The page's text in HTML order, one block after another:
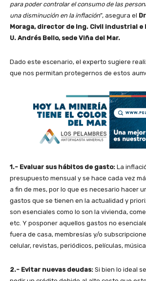
para poder controlar el consumo de las
una disminución en la inflación”, asegura el
Moraga, director de Ing. Civil industrial
U. Andrés Bello, sede Viña del Mar.
Dado este escenario, el experto sugiere
que nos permitan protegernos de estos
1.- Evaluar sus hábitos de gasto: La
presupuesto mensual y se hace cada vez
a fin de mes, por lo que es necesario hacer
gastos que se tienen en la actualidad y
son esenciales como lo son la vivienda,
etc. Y posponer aquellos gastos no
fuera de casa, membresías y/o
celular, revistas, periódicos, películas,
2.- Evitar nuevas deudas: Si bien lo ideal